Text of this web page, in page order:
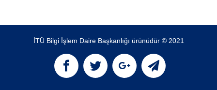
İTÜ Bilgi İşlem Daire Başkanlığı ürünüdür © 2021